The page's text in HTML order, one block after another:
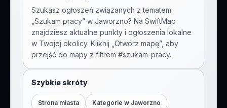
Szukasz ogłoszeń związanych z tematem
Szukam pracy” w Jaworzno? Na SwiftMap
znajdziesz aktualne punkty i ogłoszenia lokalne
w Twojej okolicy. Kliknij „Otwórz mapę”, aby
przejść do mapy z filtrem #szukam-pracy.
Szybkie skróty
Strona miasta Kategorie w Jaworzno